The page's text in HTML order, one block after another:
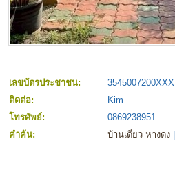
เลขบัตรประชาชน: 3545007200XXX
ติดต่อ:
Kim
โทรศัพย์:
0869238951
คำค้น:
บ้านเดี่ยว หางดง